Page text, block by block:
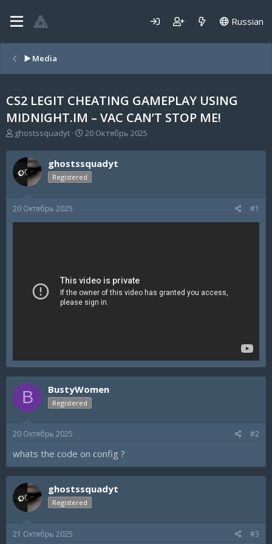
Russian
▶️ Media
CS2 LEGIT CHEATING GAMEPLAY USING
MIDNIGHT.IM – VAC CAN’T STOP ME!
А
т
о
р
м
ы
ghostssquadyt
Д
т
а
н
л
20 Октябрь 2025
ghostssquadyt
Registered
20 Октябрь 2025 #1
B BustyWomen
Registered
20 Октябрь 2025 #2
whats the code on config ?
ghostssquadyt
Registered
21 Октябрь 2025 #3